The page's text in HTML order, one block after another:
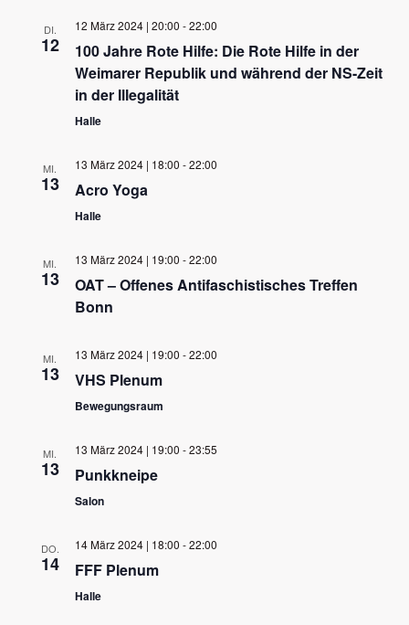
DI.
12
12 März 2024 | 20:00 -22:00
100 Jahre Rote Hilfe: Die Rote Hilfe in der
Weimarer Republik und während der NS-Zeit
in der Illegalität
Halle
MI.
13
13 März 2024 | 18:00 -22:00
Acro Yoga
Halle
MI.
13
13 März 2024 | 19:00 -22:00
OAT – Offenes Antifaschistisches Treffen
Bonn
MI.
13
13 März 2024 | 19:00 -22:00
VHS Plenum
Bewegungsraum
MI.
13
13 März 2024 | 19:00 -23:55
Punkkneipe
Salon
DO.
14
14 März 2024 | 18:00 -22:00
FFF Plenum
Halle